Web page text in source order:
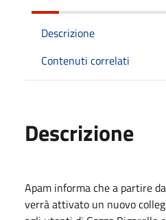
Descrizione
Contenuti correlati
Descrizione
Apam informa che a partire
verrà attivato un nuovo